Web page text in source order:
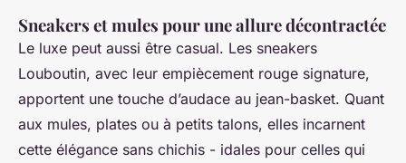
Sneakers et mules pour une allure décontractée
Le luxe peut aussi être casual. Les sneakers
Louboutin, avec leur empiècement rouge signature,
apportent une touche d’audace au jean-basket. Quant
aux mules, plates ou à petits talons, elles incarnent
cette élégance sans chichis - idales pour celles qui